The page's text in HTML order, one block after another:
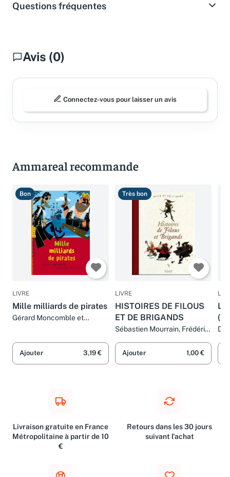
Questions fréquentes
Avis (0)
Connectez-vous pour laisser un avis
Ammareal recommande
Bon
LIVRE
Mille milliards de pirates
Gérard Moncomble et
Ajouter 3,19 €
Très bon
LIVRE
HISTOIRES DE FILOUS
ET DE BRIGANDS
Sébastien Mourrain, Frédéric
Balandras et Collectif
Ajouter 1,00 €
Le
Livraison gratuite en France
Métropolitaine à partir de 10
€
Retours dans les 30 jours
suivant l'achat